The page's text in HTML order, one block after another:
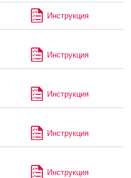
Инструкция
Инструкция
Инструкция
Инструкция
Инструкция